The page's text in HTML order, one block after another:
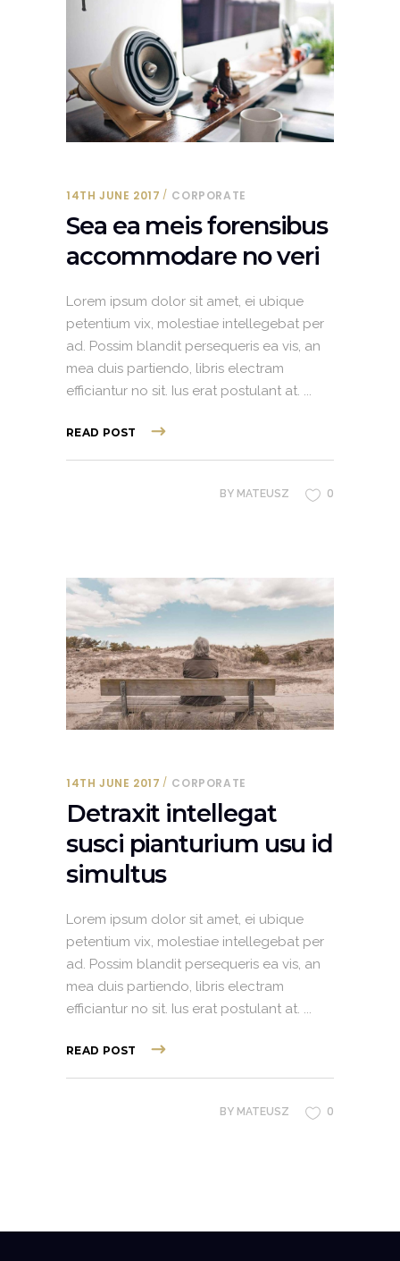
14TH JUNE 2017 CORPORATE
Sea ea meis forensibus
accommodare no veri
Lorem ipsum dolor sit amet, ei ubique
petentium vix, molestiae intellegebat per
ad. Possim blandit persequeris ea vis, an
mea duis partiendo, libris electram
efficiantur no sit. Ius erat postulant at.
READ POST
BY MATEUSZ 0
14TH JUNE 2017 CORPORATE
Detraxit intellegat
susci pianturium usu id
simultus
Lorem ipsum dolor sit amet, ei ubique
petentium vix, molestiae intellegebat per
ad. Possim blandit persequeris ea vis, an
mea duis partiendo, libris electram
efficiantur no sit. Ius erat postulant at.
READ POST
BY MATEUSZ 0